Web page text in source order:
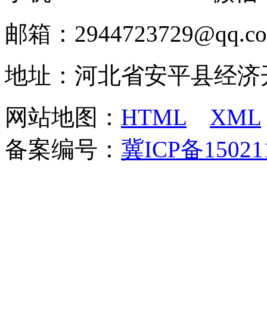
邮箱：
地址：河北省安平县经济
网站地图： HTML
XML
备案编号： 冀ICP备